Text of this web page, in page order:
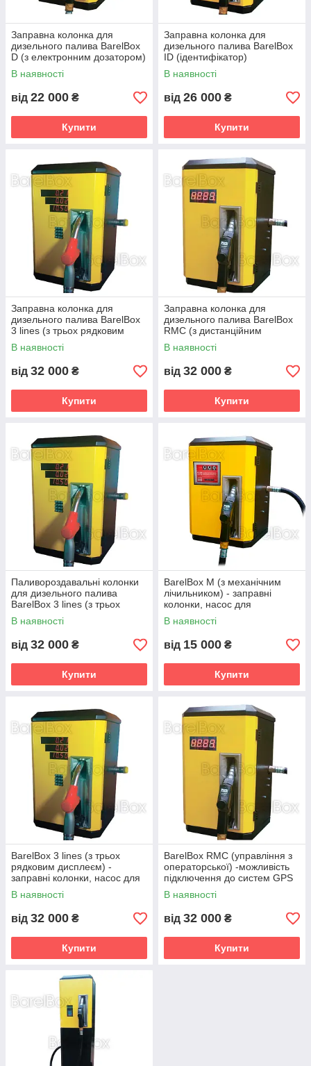
Заправна колонка для
дизельного палива BarelВox
D (з електронним дозатором)
В наявності
від 22 000 ₴
Купити
Заправна колонка для
дизельного палива BarelВox
ID (ідентифікатор)
В наявності
від 26 000 ₴
Купити
Заправна колонка для
дизельного палива BarelВox
3 lines (з трьох рядковим
дисплеєм)
В наявності
від 32 000 ₴
Купити
Заправна колонка для
дизельного палива BarelВox
RMC (з дистанційним
управлінням)
В наявності
від 32 000 ₴
Купити
Паливороздавальні колонки
для дизельного палива
BarelВox 3 lines (з трьох
рядковим дисплеєм)
В наявності
від 32 000 ₴
Купити
BarelВox M (з механічним
лічильником) - заправні
колонки, насос для
дизпалива, резервуари для
ГСМ
В наявності
від 15 000 ₴
Купити
BarelВox 3 lines (з трьох
рядковим дисплеєм) -
заправні колонки, насос для
дизпалива, резервуари для
ГСМ
В наявності
від 32 000 ₴
Купити
BarelВox RMC (управління з
операторської) -можливість
підключення до систем GPS
моніторингу
В наявності
від 32 000 ₴
Купити